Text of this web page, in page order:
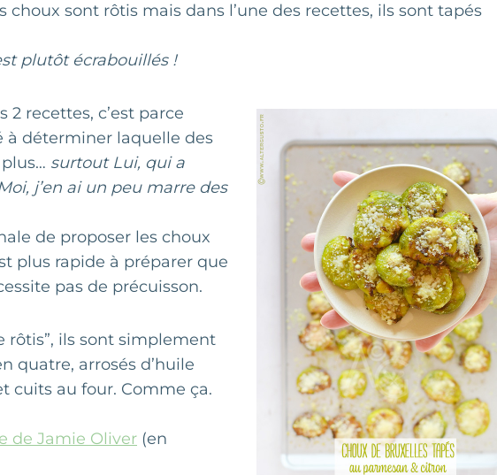
choux sont rôtis mais dans l’une des recettes, ils sont tapés
plutôt écrabouillés !
2 recettes, c’est parce
à déterminer laquelle des
surtout Lui, qui a
j’en ai un peu marre des
de proposer les choux
plus rapide à préparer que
pas de précuisson.
rôtis”, ils sont simplement
quatre, arrosés d’huile
cuits au four. Comme ça.
de Jamie Oliver (en